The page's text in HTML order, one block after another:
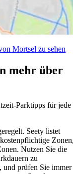
Mortsel zu sehen
mehr über
Parktipps für jede
Seety listet
Nutzen Sie die
zu
und prüfen Sie immer